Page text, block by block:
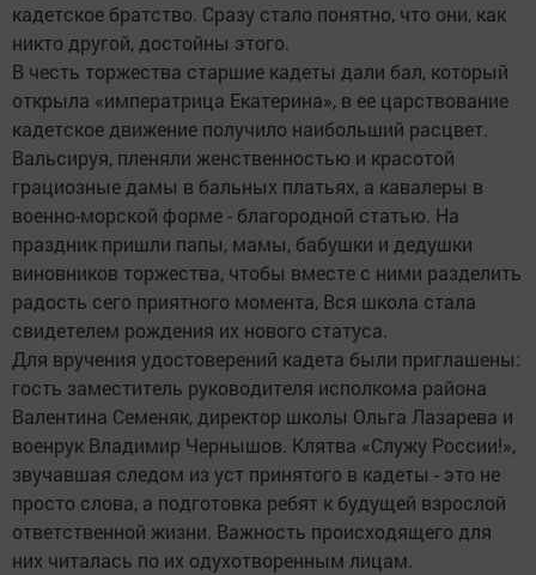
кадетское братство. Сразу стало понятно, что они, как
никто другой, достойны этого.
В честь торжества старшие кадеты дали бал, который
открыла «императрица Екатерина», в ее царствование
кадетское движение получило наибольший расцвет.
Вальсируя, пленяли женственностью и красотой
грациозные дамы в бальных платьях, а кавалеры в
военно-морской форме - благородной статью. На
праздник пришли папы, мамы, бабушки и дедушки
виновников торжества, чтобы вместе с ними разделить
радость сего приятного момента, Вся школа стала
свидетелем рождения их нового статуса.
Для вручения удостоверений кадета были приглашены:
гость заместитель руководителя исполкома района
Валентина Семеняк, директор школы Ольга Лазарева и
военрук Владимир Чернышов. Клятва «Служу России!»,
звучавшая следом из уст принятого в кадеты - это не
просто слова, а подготовка ребят к будущей взрослой
ответственной жизни. Важность происходящего для
них читалась по их одухотворенным лицам.